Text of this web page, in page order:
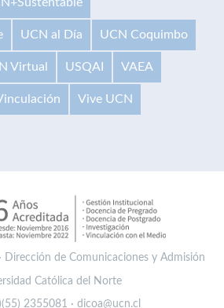
UCN al Día UCN Coquimbo
Virtual USQAI VAEA
Vive UCN
Dirección de Comunicaciones y Admisión
Católica del Norte
2355081 · dicoa@ucn.cl